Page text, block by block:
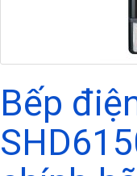
Bếp